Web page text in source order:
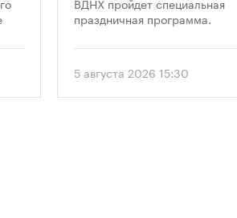
ВДНХ пройдет специальная
праздничная программа.
5 августа 2026 15:30